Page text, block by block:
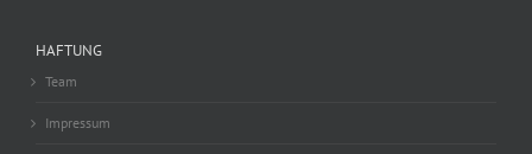
HAFTUNG
Team
Impressum